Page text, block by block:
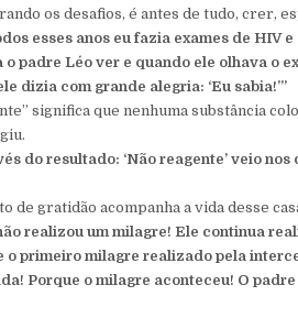
os desafios, é antes de tudo, crer,
esses anos eu fazia exames de HIV
o padre Léo ver e quando ele olhava o
dizia com grande alegria: ‘Eu sabia!’”
significa que nenhuma substância
do resultado: ‘Não reagente’ veio nos
de gratidão acompanha a vida desse
realizou um milagre! Ele continua
o primeiro milagre realizado pela
Porque o milagre aconteceu! O